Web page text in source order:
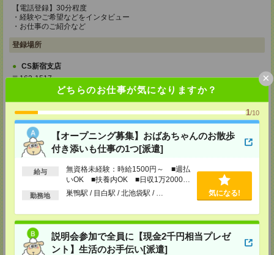
どちらのお仕事が気になりますか？
1/10
【オープニング募集】おばあちゃんのお散歩
付き添いも仕事の1つ[派遣]
給与
無資格未経験：時給1500円～ ■週払
いOK ■扶養内OK ■日収1万2000円
以上
勤務地 巣鴨駅 / 目白駅 / 北池袋駅 / … 気になる!
説明会参加で全員に【現金2千円相当プレゼ
ント】生活のお手伝い[派遣]
×
【電話登録】30分程度
・経験やご希望などをインタビュー
・お仕事のご紹介など
登録場所
CS新宿支店
〒163-1517
東京都新宿区西新宿 1-6-1 新宿エルタワー 17F
TEL：0120-659-458
担当：採用担当
CS立川支店
〒190-0012
東京都立川市曙町2-34-7 ファーレイーストビル 8F
TEL：0120-659-460
MAIL：CS_TACHIKAWA@manpowergroup.jp
CS横浜支店
〒220-8136
神奈川県横浜市西区みなとみらい 2-2-1 横浜ランドマークタワー36F
TEL：0120-659-459
MAIL：CS_YOKOHAMA@manpowergroup.jp
担当：採用担当